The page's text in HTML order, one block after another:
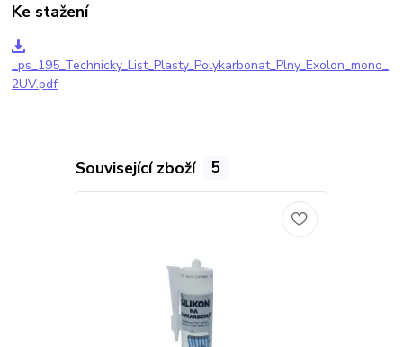
Ke stažení
_ps_195_Technicky_List_Plasty_Polykarbonat_Plny_Exolon_mono_
2UV.pdf
Související zboží 5